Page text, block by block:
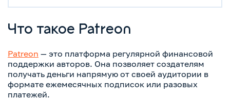
Что такое Patreon
Patreon — это платформа регулярной финансовой
поддержки авторов. Она позволяет создателям
получать деньги напрямую от своей аудитории в
формате ежемесячных подписок или разовых
платежей.